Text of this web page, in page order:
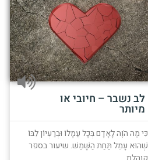
לב נשבר – חיובי או
מיותר
כִּי מֶה הֹוֶה לָאָדָם בְּכָל עֲמָלוֹ וּבְרַעְיוֹן לִבּוֹ
שְׁהוּא עָמֵל תַּחַת הַשָּׁמֶשׁ. שיעור בספר